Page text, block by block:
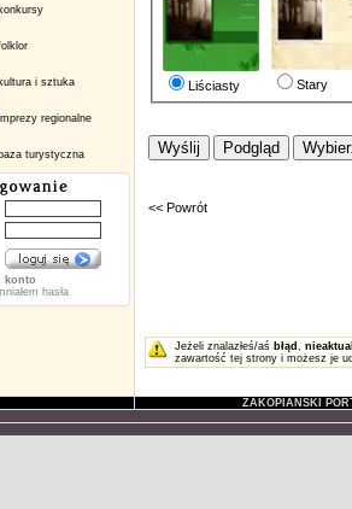
konkursy
kultura i sztuka
regionalne
baza turystyczna
konto
hasła
Liściasty Stary
<< Powrót
Jeżeli znalazłeś/aś błąd ,
zawartość tej strony i możesz je
ZAKOPIAŃSKI